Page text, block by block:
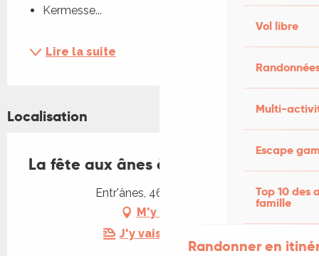
Vol libre
Multi-
Escape
Top 10 des
famille
Randonner en
Kermesse...
Lire la suite
Localisation
La fête aux ânes à Luzech
Entr'ânes, 46140 Luzech
M'y rendre
J'y vais en train !